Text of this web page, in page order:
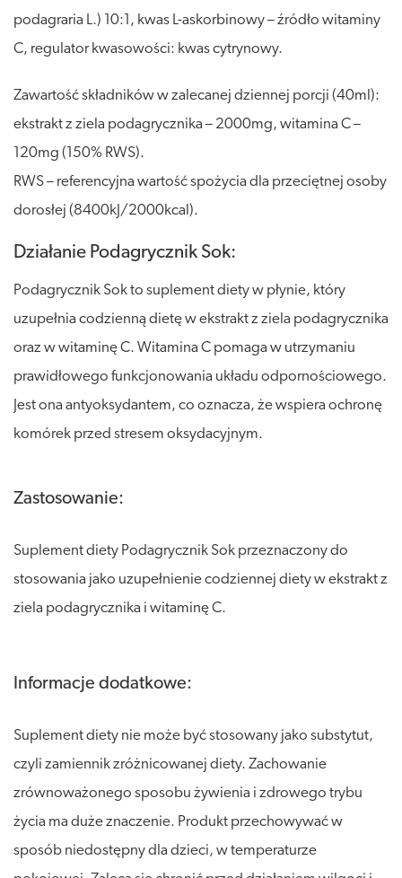
podagraria L.) 10:1, kwas L-askorbinowy – źródło witaminy
C, regulator kwasowości: kwas cytrynowy.
Zawartość składników w zalecanej dziennej porcji (40ml):
ekstrakt z ziela podagrycznika – 2000mg, witamina C –
120mg (150% RWS).
RWS – referencyjna wartość spożycia dla przeciętnej osoby
dorosłej (8400kJ/2000kcal).
Działanie Podagrycznik Sok:
Podagrycznik Sok to suplement diety w płynie, który
uzupełnia codzienną dietę w ekstrakt z ziela podagrycznika
oraz w witaminę C. Witamina C pomaga w utrzymaniu
prawidłowego funkcjonowania układu odpornościowego.
Jest ona antyoksydantem, co oznacza, że wspiera ochronę
komórek przed stresem oksydacyjnym.
Zastosowanie:
Suplement diety Podagrycznik Sok przeznaczony do
stosowania jako uzupełnienie codziennej diety w ekstrakt z
ziela podagrycznika i witaminę C.
Informacje dodatkowe:
Suplement diety nie może być stosowany jako substytut,
czyli zamiennik zróżnicowanej diety. Zachowanie
zrównoważonego sposobu żywienia i zdrowego trybu
życia ma duże znaczenie. Produkt przechowywać w
sposób niedostępny dla dzieci, w temperaturze